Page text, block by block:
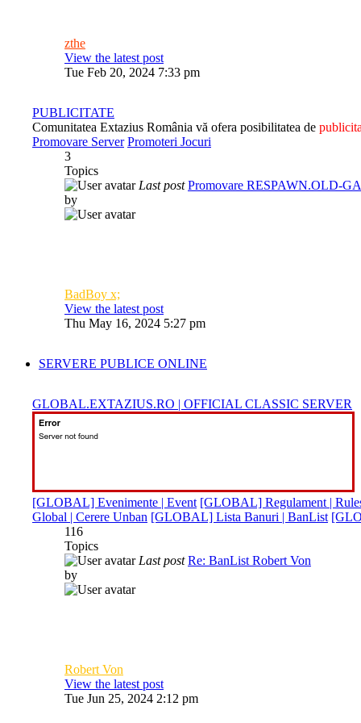
zthe
View the latest post
Tue Feb 20, 2024 7:33 pm
PUBLICITATE
Comunitatea Extazius România vă ofera posibilitatea de
Promovare Server Promoteri Jocuri
3
Topics
Last post Promovare RESPAWN.OLD-
by
BadBoy x;
View the latest post
Thu May 16, 2024 5:27 pm
SERVERE PUBLICE ONLINE
GLOBAL.EXTAZIUS.RO | OFFICIAL CLASSIC SERVER
[GLOBAL] Evenimente | Event [GLOBAL] Regulament |
Global | Cerere Unban [GLOBAL] Lista Banuri | BanList
116
Topics
Last post Re: BanList Robert Von
by
Robert Von
View the latest post
Tue Jun 25, 2024 2:12 pm